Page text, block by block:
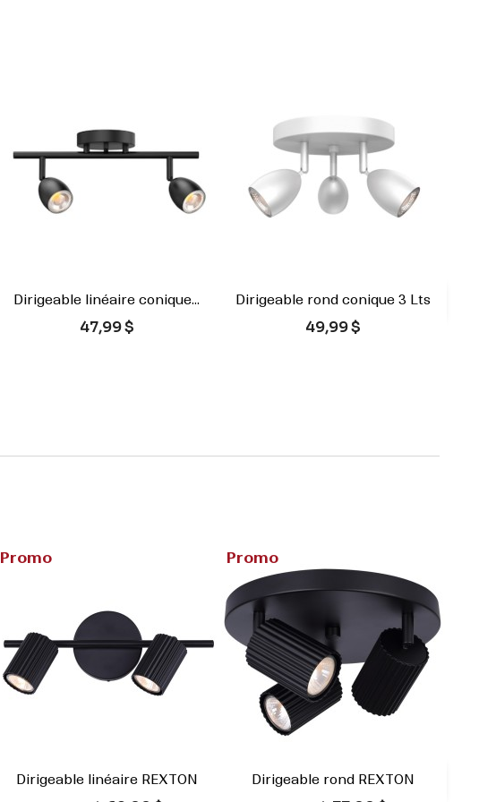
Dirigeable linéaire conique...
Prix
47,99 $
Aperçu rapide
BlancNoir
Dirigeable rond conique 3 Lts
Prix
49,99 $
Aperçu rapide
BlancNoir
Dirigeable linéaire REXTON
Promo
Aperçu rapide
Dirigeable rond REXTON
Promo
Aperçu rapide